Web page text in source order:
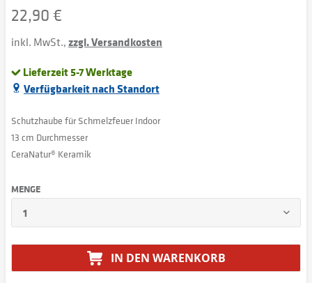
22,90 €
inkl. MwSt.,zzgl. Versandkosten
Lieferzeit 5-7 Werktage
Verfügbarkeit nach Standort
Schutzhaube für Schmelzfeuer Indoor
13 cm Durchmesser
CeraNatur® Keramik
MENGE
IN DEN WARENKORB